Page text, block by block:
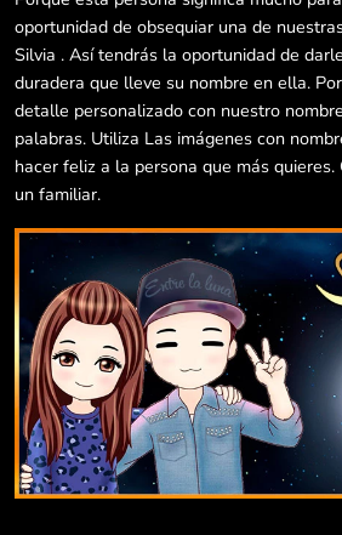
oportunidad de obsequiar una de
Silvia . Así tendrás la oportunidad de
duradera que lleve su nombre en ella.
detalle personalizado con nuestro
palabras. Utiliza Las imágenes con
hacer feliz a la persona que más
un familiar.